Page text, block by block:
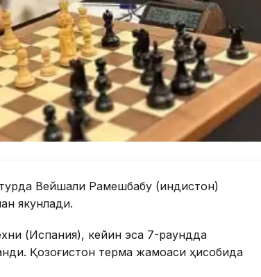
Вейшали Рамешбабу (Ҳиндистон)
якунлади.
(Испания), кейин эса 7-раундда
Қозоғистон терма жамоаси ҳисобида